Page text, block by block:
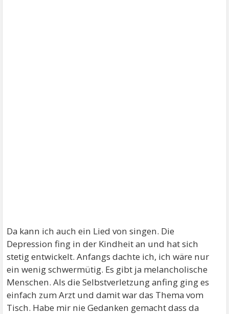
Da kann ich auch ein Lied von singen. Die
Depression fing in der Kindheit an und hat sich
stetig entwickelt. Anfangs dachte ich, ich wäre nur
ein wenig schwermütig. Es gibt ja melancholische
Menschen. Als die Selbstverletzung anfing ging es
einfach zum Arzt und damit war das Thema vom
Tisch. Habe mir nie Gedanken gemacht dass da